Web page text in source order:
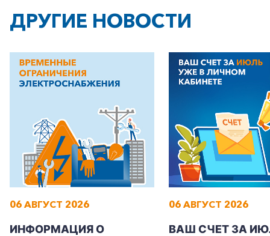
ДРУГИЕ НОВОСТИ
06 АВГУСТ 2026
ИНФОРМАЦИЯ О
06 АВГУСТ 2026
ВАШ СЧЕТ ЗА